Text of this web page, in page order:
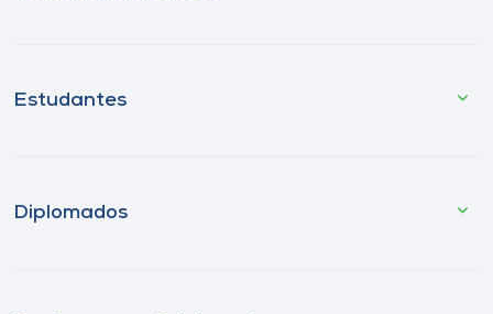
Estudantes
Diplomados